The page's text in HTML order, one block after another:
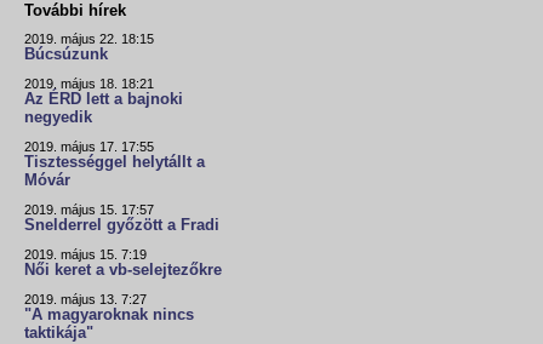
További hírek
2019. május 22. 18:15
Búcsúzunk
2019. május 18. 18:21
Az ÉRD lett a bajnoki
negyedik
2019. május 17. 17:55
Tisztességgel helytállt a
Móvár
2019. május 15. 17:57
Snelderrel győzött a Fradi
2019. május 15. 7:19
Női keret a vb-selejtezőkre
2019. május 13. 7:27
"A magyaroknak nincs
taktikája"